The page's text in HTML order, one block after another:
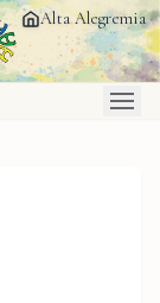
Alta Alegremia